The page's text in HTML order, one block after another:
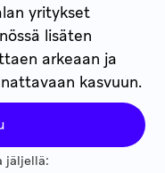
yritykset
lisäten
arkeaan ja
kasvuun.
jäljellä: